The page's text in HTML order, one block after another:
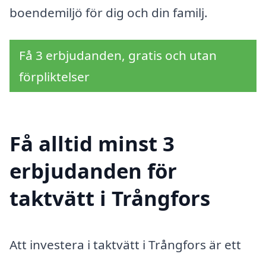
boendemiljö för dig och din familj.
Få 3 erbjudanden, gratis och utan
förpliktelser
Få alltid minst 3
erbjudanden för
taktvätt i Trångfors
Att investera i taktvätt i Trångfors är ett